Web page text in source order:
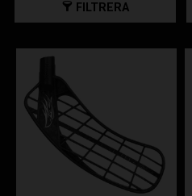
Vi är specialister på
FILTRERA